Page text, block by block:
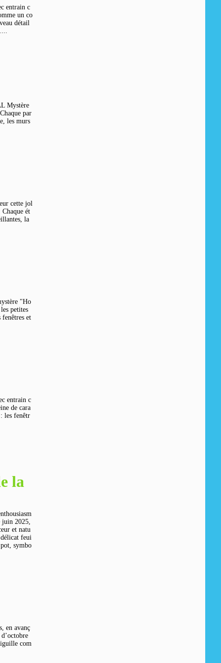
entrain c
un co
détail
Mystère
par
les murs
cette jol
Chaque ét
la
"Ho
petites
fenêtres et
entrain c
de cara
les fenêtr
la
juin 2025,
et natu
feui
symbo
en avanç
com